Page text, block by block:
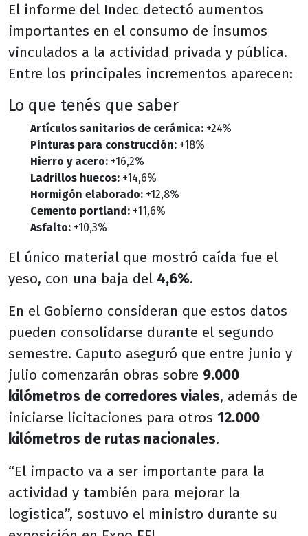
El informe del Indec detectó aumentos
importantes en el consumo de insumos
vinculados a la actividad privada y pública.
Entre los principales incrementos aparecen:
Lo que tenés que saber
Artículos sanitarios de cerámica: +24%
Pinturas para construcción: +18%
Hierro y acero: +16,2%
Ladrillos huecos: +14,6%
Hormigón elaborado: +12,8%
Cemento portland: +11,6%
Asfalto: +10,3%
El único material que mostró caída fue el
yeso, con una baja del 4,6%.
En el Gobierno consideran que estos datos
pueden consolidarse durante el segundo
semestre. Caputo aseguró que entre junio y
julio comenzarán obras sobre 9.000
kilómetros de corredores viales, además de
iniciarse licitaciones para otros 12.000
kilómetros de rutas nacionales.
“El impacto va a ser importante para la
actividad y también para mejorar la
logística”, sostuvo el ministro durante su